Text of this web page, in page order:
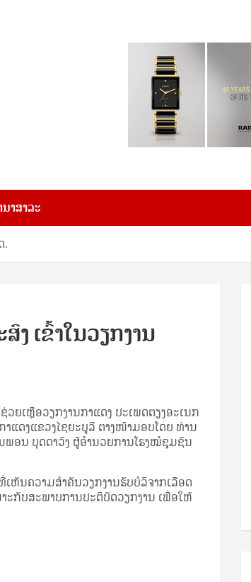
ນາສາລະ
.
ງ ເຂົ້າໃນວຽກງານ
ຍເຫຼືອວຽກງານກາແດງ ປະເພດຕຽງອະເນກ
ແດງແຂວງໄຊຍະບູລີ ຕາງໜ້າມອບໂດຍ ທ່ານ
ພອນ ບຸດດາວົງ ຜູ້ອຳນວຍການໂຮງໝໍຊຸມຊົນ
ຫັນຄວາມສຳຄັນວຽກງານຮັບບໍລິຈາກເລືອດ
ະກັບສະພາບການປະຕິບັດວຽກງານ ເພື່ອໃຫ້